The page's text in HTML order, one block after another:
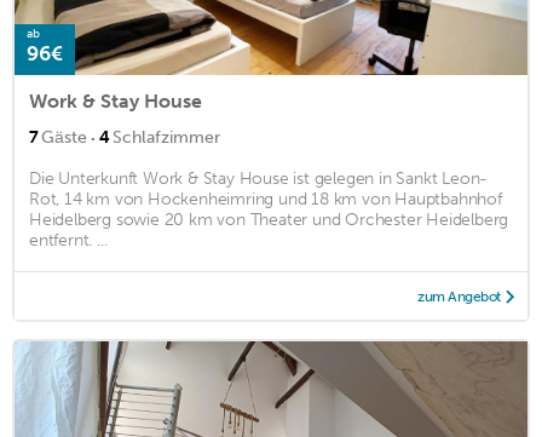
ab
96€
Work & Stay House
7Gäste · 4Schlafzimmer
Die Unterkunft Work & Stay House ist gelegen in Sankt Leon-
Rot, 14 km von Hockenheimring und 18 km von Hauptbahnhof
Heidelberg sowie 20 km von Theater und Orchester Heidelberg
entfernt. ...
zum Angebot